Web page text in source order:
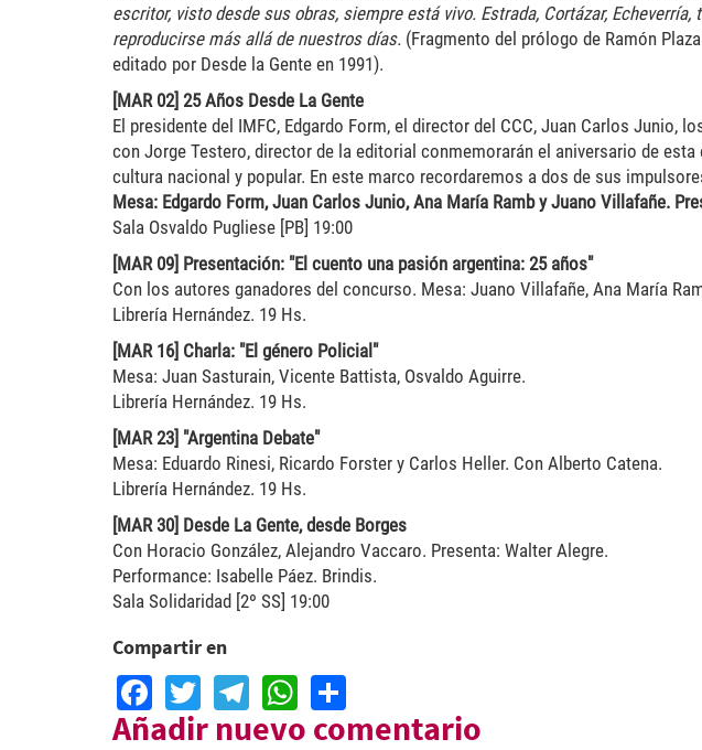
escritor, visto desde sus obras, siempre está vivo. Estrada, Cortázar,
reproducirse más allá de nuestros días. (Fragmento del prólogo de Ramón
editado por Desde la Gente en 1991).
[MAR 02] 25 Años Desde La Gente
El presidente del IMFC, Edgardo Form, el director del CCC, Juan Carlos Junio,
con Jorge Testero, director de la editorial conmemorarán el aniversario de
cultura nacional y popular. En este marco recordaremos a dos de sus
Mesa: Edgardo Form, Juan Carlos Junio, Ana María Ramb y Juano Villafañe.
Sala Osvaldo Pugliese [PB] 19:00
[MAR 09] Presentación: "El cuento una pasión argentina: 25 años"
Con los autores ganadores del concurso. Mesa: Juano Villafañe, Ana María
Librería Hernández. 19 Hs.
[MAR 16] Charla: "El género Policial"
Mesa: Juan Sasturain, Vicente Battista, Osvaldo Aguirre.
Librería Hernández. 19 Hs.
[MAR 23] "Argentina Debate"
Mesa: Eduardo Rinesi, Ricardo Forster y Carlos Heller. Con Alberto Catena.
Librería Hernández. 19 Hs.
[MAR 30] Desde La Gente, desde Borges
Con Horacio González, Alejandro Vaccaro. Presenta: Walter Alegre.
Performance: Isabelle Páez. Brindis.
Sala Solidaridad [2º SS] 19:00
Compartir en
Facebook
TwitterTelegram
WhatsApp
Añadir nuevo comentario